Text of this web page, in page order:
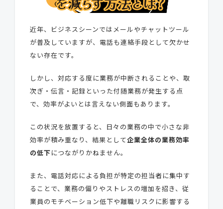
近年、ビジネスシーンではメールやチャットツール
が普及していますが、電話も連絡手段として欠かせ
ない存在です。
しかし、対応する度に業務が中断されることや、取
次ぎ・伝言・記録といった付随業務が発生する点
で、効率がよいとは言えない側面もあります。
この状況を放置すると、日々の業務の中で小さな非
効率が積み重なり、結果として企業全体の業務効率
の低下につながりかねません。
また、電話対応による負担が特定の担当者に集中す
ることで、業務の偏りやストレスの増加を招き、従
業員のモチベーション低下や離職リスクに影響する